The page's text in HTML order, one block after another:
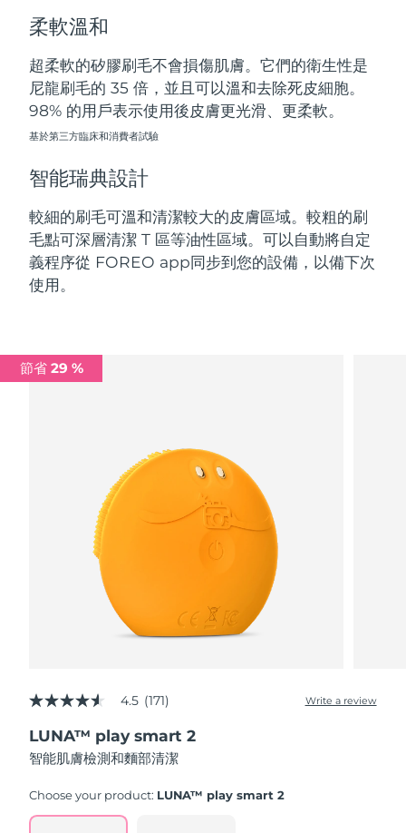
柔軟溫和
超柔軟的矽膠刷毛不會損傷肌膚。它們的衛生性是
尼龍刷毛的 35 倍，並且可以溫和去除死皮細胞。
98% 的用戶表示使用後皮膚更光滑、更柔軟。
基於第三方臨床和消費者試驗
智能瑞典設計
較細的刷毛可溫和清潔較大的皮膚區域。較粗的刷
毛點可深層清潔 T 區等油性區域。可以自動將自定
義程序從 FOREO app同步到您的設備，以備下次
使用。
節省 29 %
4.5
of
5
stars,
rating
Read
4.5 (171) Write a review
LUNA™ play smart 2
智能肌膚檢測和麵部清潔
Choose your product: LUNA™ play smart 2
南非 預計送達日期
南韓 預計送達日期10/08/2026
西班牙
瑞典
瑞士 預計送達日期 08/08/2026
台灣 預計送達日期 13/08/2026
土耳其
預計送達日期
預計送達日期
預計送達日期